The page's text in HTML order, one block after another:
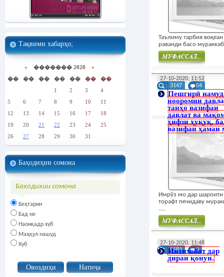
Тақвими хабарҳо;
« ������� 2020 »
��
�� �� �� �� ��
��
1
2 3
4
5
6 7 8 9 10
11
12
13 14 15 16 17
18
19
20 21 22 23 24
25
26
27 28 29 30 31
Баҳодиҳии сомона
Баходихии сомона
Беҳтарин
Бад не
Наонқадр хуб
Маҳқул нашуд
Хуб
Таълиму тарбия
раванди басо
Муфасал
27-10-2020, 11:52
3147
54
Пешгирӣ
нооромии
танҳо вазифаи
давлат ва
ҳифзи ҳуқуқ,
вазифаи ҳамаи
Имрўз мо дар шароити
торафт печидаву
.....
27-10-2020, 11:48
9583
0
Интихобот дар
дираи қонун.